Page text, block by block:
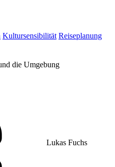
Kultursensibilität Reiseplanung
die Umgebung
Lukas Fuchs